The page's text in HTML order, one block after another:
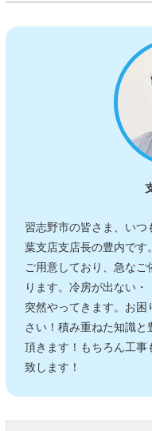
習志野市の皆さま、い
葉支店支店長の豊内です
ご用意しており、急な
ります。冷房が出ない
突然やってきます。お
さい！積み重ねた知識
頂きます！もちろん工
致します！